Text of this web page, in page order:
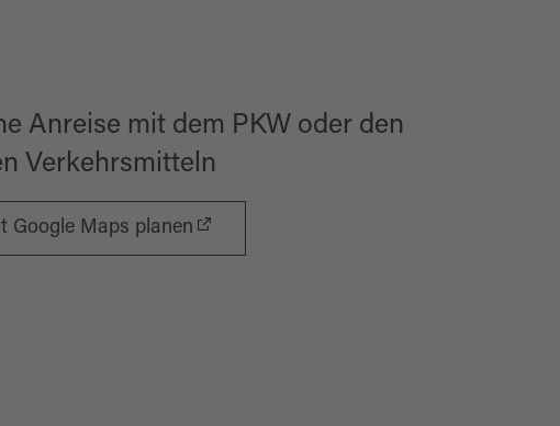
Anreise mit dem PKW oder den
Verkehrsmitteln
Google Maps planen